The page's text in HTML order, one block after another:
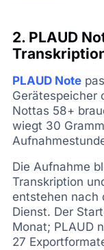
2. PLAUD
PLAUD Note
Gerätespeicher
Nottas 58+
wiegt 30
Die Aufnahme
Transkription
entstehen nach
Dienst. Der
Monat; PLAUD
27